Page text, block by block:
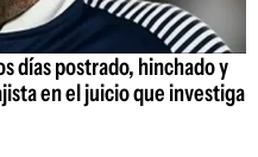
días postrado, hinchado y
en el juicio que investiga